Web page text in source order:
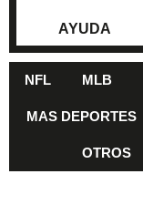
AYUDA
NFL MLB
MAS DEPORTES
OTROS